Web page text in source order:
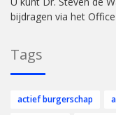
bijdragen via het
Tags
actief burgerschap